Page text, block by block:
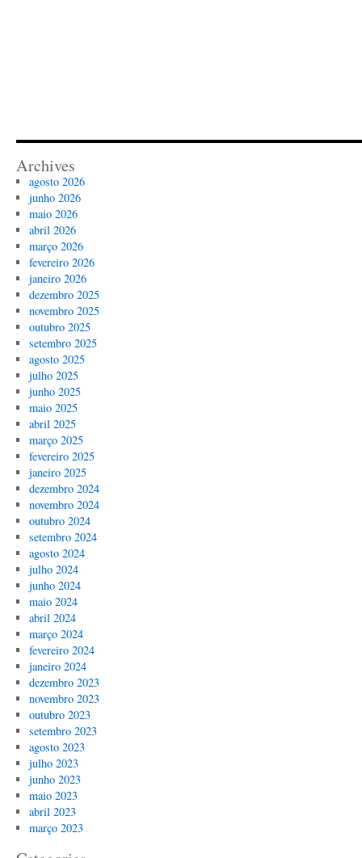
Archives
agosto 2026
junho 2026
maio 2026
abril 2026
março 2026
fevereiro 2026
janeiro 2026
dezembro 2025
novembro 2025
outubro 2025
setembro 2025
agosto 2025
julho 2025
junho 2025
maio 2025
abril 2025
março 2025
fevereiro 2025
janeiro 2025
dezembro 2024
novembro 2024
outubro 2024
setembro 2024
agosto 2024
julho 2024
junho 2024
maio 2024
abril 2024
março 2024
fevereiro 2024
janeiro 2024
dezembro 2023
novembro 2023
outubro 2023
setembro 2023
agosto 2023
julho 2023
junho 2023
maio 2023
abril 2023
março 2023